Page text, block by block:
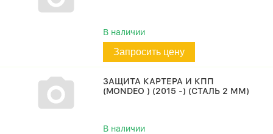
В наличии
Запросить цену
ЗАЩИТА КАРТЕРА И КПП
(MONDEO ) (2015 -) (СТАЛЬ 2 ММ)
В наличии